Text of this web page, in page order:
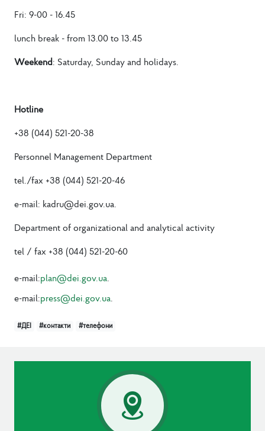
Fri: 9-00 - 16.45
lunch break - from 13.00 to 13.45
Weekend: Saturday, Sunday and holidays.
Hotline
+38 (044) 521-20-38
Personnel Management Department
tel./fax +38 (044) 521-20-46
e-mail: kadru@dei.gov.ua.
Department of organizational and analytical activity
tel / fax +38 (044) 521-20-60
e-mail:plan@dei.gov.ua.
e-mail:press@dei.gov.ua.
#ДЕІ #контакти #телефони